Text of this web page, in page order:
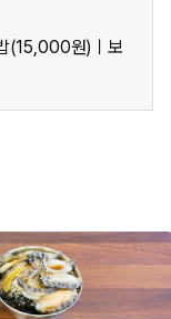
(15,000원)ㅣ보